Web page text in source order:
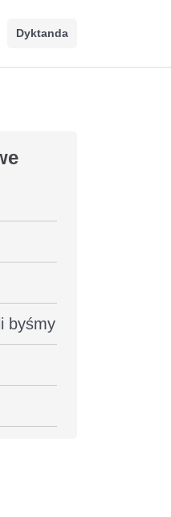
Dyktanda
byśmy